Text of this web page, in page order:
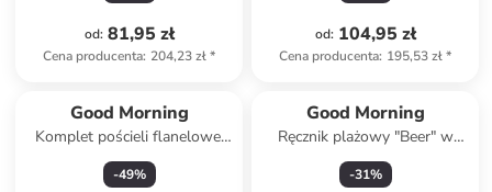
od: 81,95 zł
Cena producenta: 204,23 zł*
od: 104,95 zł
Cena producenta: 195,53 zł*
Good Morning
Komplet pościeli flanelowej
"Aime" w kolorze beżowym ze
wzorem
-49%
Good Morning
Ręcznik plażowy "Beer" w
kolorze niebiesko-
jasnobrązowym
-31%